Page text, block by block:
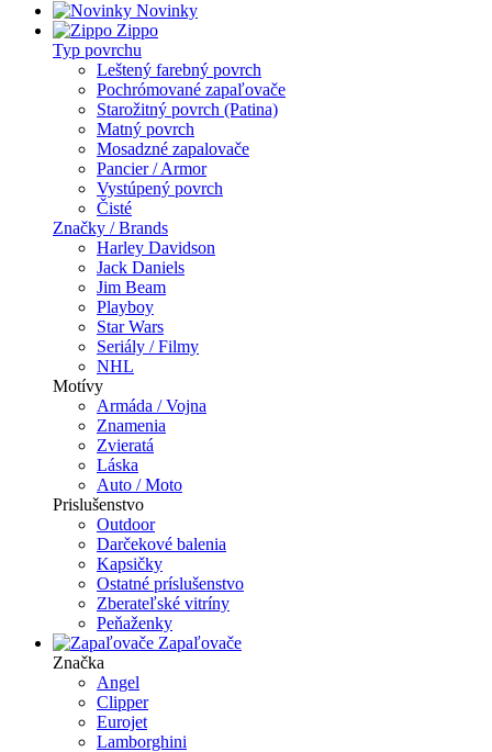
Novinky
Zippo
Typ povrchu
Leštený farebný povrch
Pochrómované zapaľovače
Starožitný povrch (Patina)
Matný povrch
Mosadzné zapalovače
Pancier / Armor
Vystúpený povrch
Čisté
Značky / Brands
Harley Davidson
Jack Daniels
Jim Beam
Playboy
Star Wars
Seriály / Filmy
NHL
Motívy
Armáda / Vojna
Znamenia
Zvieratá
Láska
Auto / Moto
Prislušenstvo
Outdoor
Darčekové balenia
Kapsičky
Ostatné príslušenstvo
Zberateľské vitríny
Peňaženky
Zapaľovače
Značka
Angel
Clipper
Eurojet
Lamborghini